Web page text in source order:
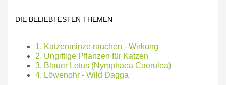
DIE BELIEBTESTEN THEMEN
1. Katzenminze rauchen - Wirkung
2. Ungiftige Pflanzen für Katzen
3. Blauer Lotus (Nymphaea Caerulea)
4. Löwenohr - Wild Dagga